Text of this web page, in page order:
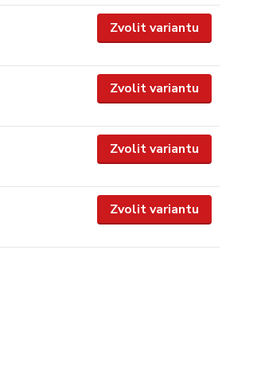
Zvolit variantu
Zvolit variantu
Zvolit variantu
Zvolit variantu